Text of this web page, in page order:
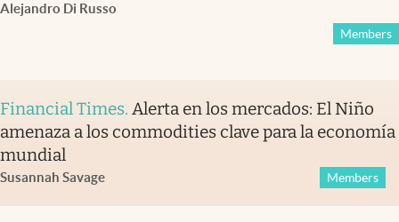
Alejandro Di Russo
Members
Financial Times. Alerta en los mercados: El Niño
amenaza a los commodities clave para la economía
mundial
Susannah Savage Members